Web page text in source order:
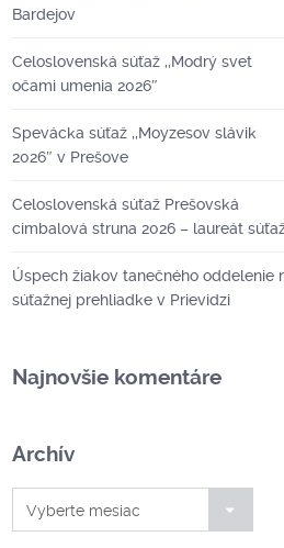
Bardejov
Celoslovenská súťaž ,,Modrý svet
očami umenia 2026″
Spevácka súťaž ,,Moyzesov slávik
2026″ v Prešove
Celoslovenská súťaž Prešovská
cimbalová struna 2026 – laureát
Úspech žiakov tanečného oddelenie
súťažnej prehliadke v Prievidzi
Najnovšie komentáre
Archív
Vyberte mesiac